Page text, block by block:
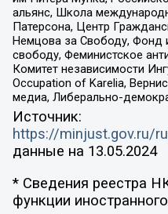
альянс, Школа
Патерсона, Центр
Немцова за Свободу, Фонд
свободу, Феминистское
Комитет независимости
Occupation of Karelia,
медиа, Либерально-
Источник:
https://minjust.gov.ru/
данные на 13.05.2024
* Сведения реестра
функции